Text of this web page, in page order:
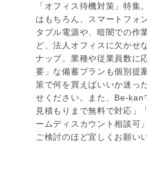
「オフィス待機対策」特集
はもちろん、スマートフォ
タブル電源や、暗闇での作
ど、法人オフィスに欠かせ
ナップ。業種や従業員数に
要」な備蓄プランも個別提
策で何を買えばいいか迷っ
せください。また、Be-kan
見積もりまで無料で対応」
ームディスカウント相談可
ご検討のほど宜しくお願い